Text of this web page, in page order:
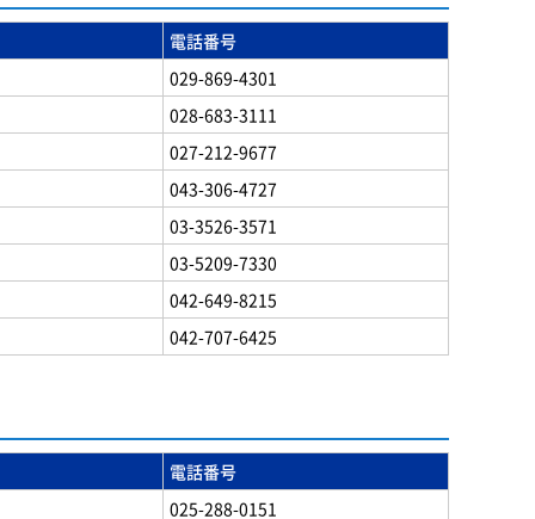
電話番号
029-869-4301
028-683-3111
027-212-9677
043-306-4727
03-3526-3571
03-5209-7330
042-649-8215
042-707-6425
電話番号
025-288-0151